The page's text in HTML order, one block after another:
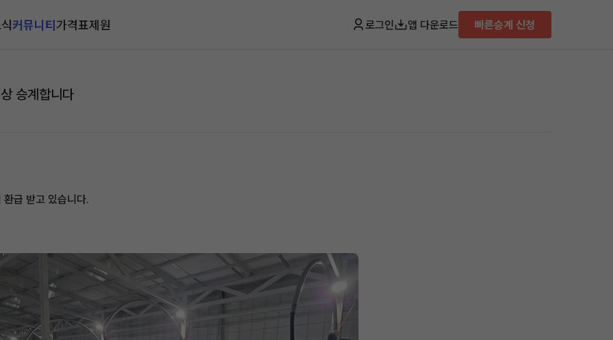
커뮤니티가격표제원 로그인 앱 다운로드 빠른승계 신청
승계합니다
급 받고 있습니다.